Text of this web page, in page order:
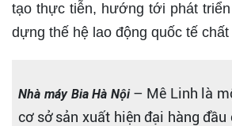
tạo thực tiễn, hướng tới phát
dựng thế hệ lao động quốc tế
Nhà máy Bia Hà Nội – Mê Linh là
cơ sở sản xuất hiện đại hàng đầu